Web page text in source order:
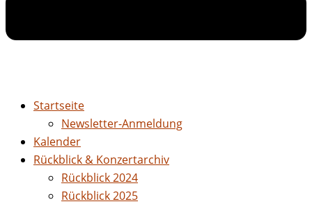
Startseite
Newsletter-Anmeldung
Kalender
Rückblick & Konzertarchiv
Rückblick 2024
Rückblick 2025